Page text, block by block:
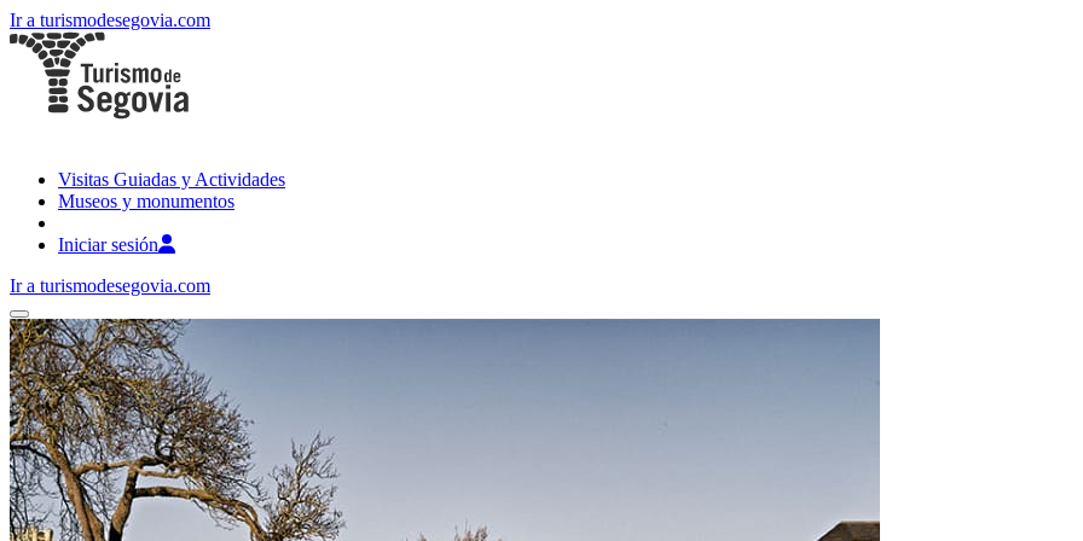
Ir a turismodesegovia.com
Visitas Guiadas y Actividades
Museos y monumentos
Iniciar sesión
Ir a turismodesegovia.com